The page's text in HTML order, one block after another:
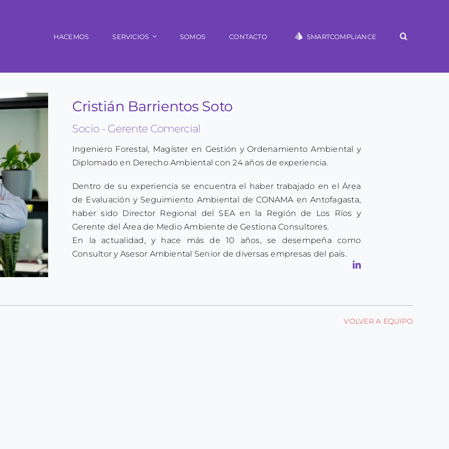
HACEMOS SERVICIOS SOMOS CONTACTO SMARTCOMPLIANCE
Cristián Barrientos Soto
Socio - Gerente Comercial
Ingeniero Forestal, Magíster en Gestión y Ordenamiento Ambiental y
Diplomado en Derecho Ambiental con 24 años de experiencia.
Dentro de su experiencia se encuentra el haber trabajado en el Área
de Evaluación y Seguimiento Ambiental de CONAMA en Antofagasta,
haber sido Director Regional del SEA en la Región de Los Ríos y
Gerente del Área de Medio Ambiente de Gestiona Consultores.
En la actualidad, y hace más de 10 años, se desempeña como
Consultor y Asesor Ambiental Senior de diversas empresas del país.
VOLVER A EQUIPO